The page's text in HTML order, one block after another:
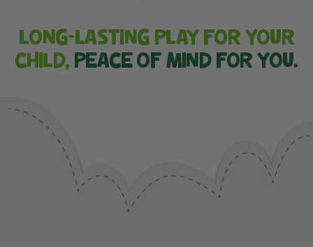
LONG-LASTING PLAY FOR YOUR
CHILD, PEACE OF MIND FOR YOU.